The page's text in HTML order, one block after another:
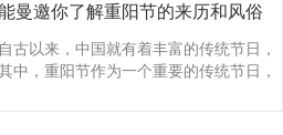
曼邀你了解重阳节的来历和风俗
自古以来，中国就有着丰富的传统节日，
中，重阳节作为一个重要的传统节日，
。今天能曼电气将对重阳节的来历和风